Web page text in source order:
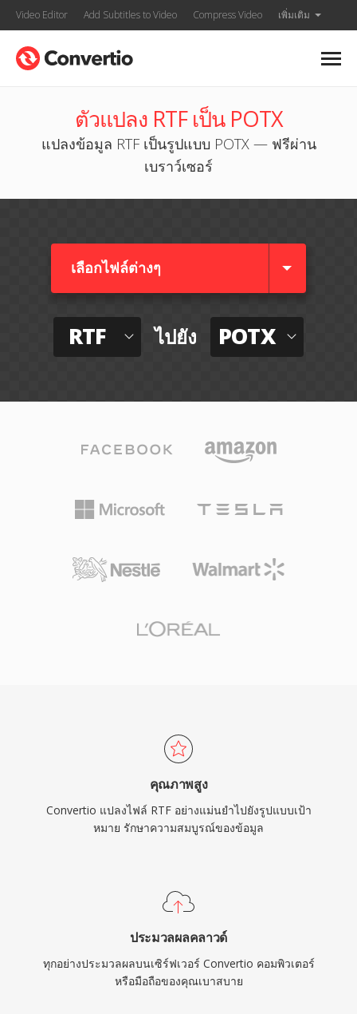
Video Editor Add Subtitles to Video Compress Video เพิ่มเติม
ตัวแปลง RTF เป็น POTX
แปลงข้อมูล RTF เป็นรูปแบบ POTX — ฟรีผ่าน
เบราว์เซอร์
เลือกไฟล์ต่างๆ​
RTF ไปยัง POTX
คุณภาพสูง
Convertio แปลงไฟล์ RTF อย่างแม่นยำไปยังรูปแบบเป้า
หมาย รักษาความสมบูรณ์ของข้อมูล
ประมวลผลคลาวด์
ทุกอย่างประมวลผลบนเซิร์ฟเวอร์ Convertio คอมพิวเตอร์
หรือมือถือของคุณเบาสบาย